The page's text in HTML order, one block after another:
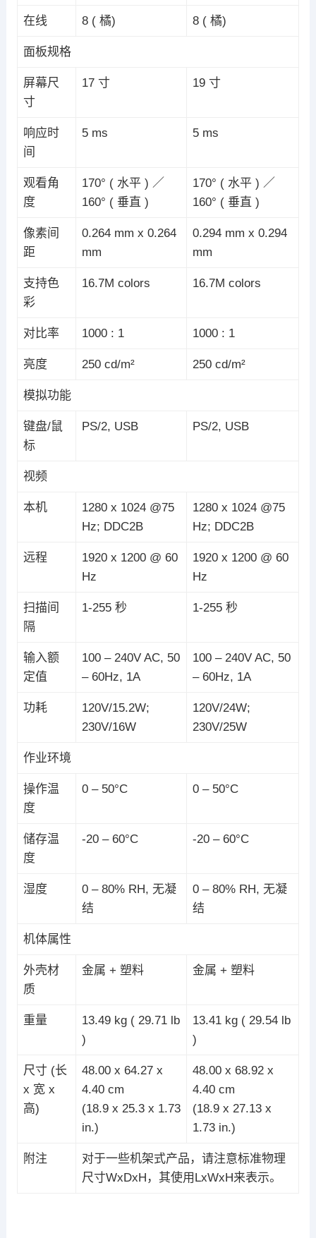
在线 8 ( 橘) 8 ( 橘)
面板规格
屏幕尺
寸
17 寸 19 寸
响应时
间
5 ms 5 ms
观看角
度
170° ( 水平 ) ／
160° ( 垂直 )
170° ( 水平 ) ／
160° ( 垂直 )
像素间
距
0.264 mm x 0.264
mm
0.294 mm x 0.294
mm
支持色
彩
16.7M colors 16.7M colors
对比率 1000 : 1 1000 : 1
亮度 250 cd/m² 250 cd/m²
模拟功能
键盘/鼠
标
PS/2, USB PS/2, USB
视频
本机
1280 x 1024 @75
Hz; DDC2B
1280 x 1024 @75
Hz; DDC2B
远程
1920 x 1200 @ 60
Hz
1920 x 1200 @ 60
Hz
扫描间
隔
1-255 秒 1-255 秒
输入额
定值
100 – 240V AC, 50
– 60Hz, 1A
100 – 240V AC, 50
– 60Hz, 1A
功耗
120V/15.2W;
230V/16W
120V/24W;
230V/25W
作业环境
操作温
度
0 – 50°C 0 – 50°C
储存温
度
-20 – 60°C -20 – 60°C
湿度
0 – 80% RH, 无凝
结
0 – 80% RH, 无凝
结
机体属性
外壳材
质
金属 + 塑料 金属 + 塑料
重量
13.49 kg ( 29.71 lb
)
13.41 kg ( 29.54 lb
)
尺寸 (长
x 宽 x
高)
48.00 x 64.27 x
4.40 cm
(18.9 x 25.3 x 1.73
in.)
48.00 x 68.92 x
4.40 cm
(18.9 x 27.13 x
1.73 in.)
附注
对于一些机架式产品，请注意标准物理
尺寸WxDxH，其使用LxWxH来表示。